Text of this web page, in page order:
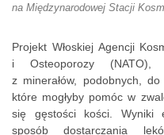
na Międzynarodowej Stacji
Projekt Włoskiej Agencji
i Osteoporozy (NATO),
z minerałów, podobnych,
które mogłyby pomóc w
się gęstości kości. Wyniki
sposób dostarczania